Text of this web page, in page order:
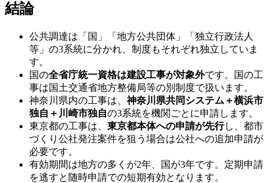
結論
公共調達は「国」「地方公共団体」「独立行政法人
等」の3系統に分かれ、制度もそれぞれ独立していま
す。
国の全省庁統一資格は建設工事が対象外です。国の工
事は国土交通省地方整備局等の別制度で扱います。
神奈川県内の工事は、神奈川県共同システム＋横浜市
独自＋川崎市独自の3系統を機関ごとに申請します。
東京都の工事は、 東京都本体への申請が先行し、都市
づくり公社発注案件を狙う場合は公社への追加申請が
必要です。
有効期間は地方の多くが2年、国が3年です。定期申請
を逃すと随時申請での短期有効となります。